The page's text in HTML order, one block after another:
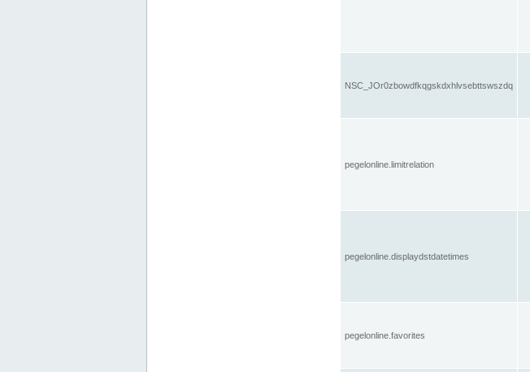
NSC_JOr0zbowdfkqgskdxhlvsebttswszdq
pegelonline.limitrelation
pegelonline.displaydstdatetimes
pegelonline.favorites